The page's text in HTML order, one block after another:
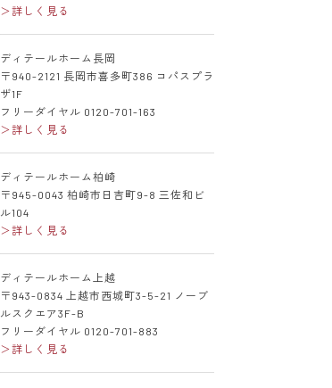
＞詳しく見る
ディテールホーム長岡
〒940-2121 長岡市喜多町386 コパスプラ
ザ1F
フリーダイヤル 0120-701-163
＞詳しく見る
ディテールホーム柏崎
〒945-0043 柏崎市日吉町9-8 三佐和ビ
ル104
＞詳しく見る
ディテールホーム上越
〒943-0834 上越市西城町3-5-21 ノーブ
ルスクエア3F-B
フリーダイヤル 0120-701-883
＞詳しく見る